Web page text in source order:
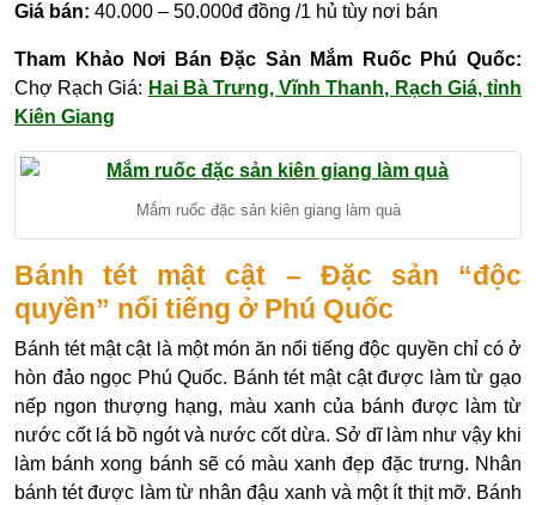
Giá bán: 40.000 – 50.000đ đồng /1 hủ tùy nơi bán
Tham Khảo Nơi Bán Đặc Sản Mắm Ruốc Phú Quốc:
Chợ Rạch Giá: Hai Bà Trưng, Vĩnh Thanh, Rạch Giá, tỉnh
Kiên Giang
Mắm ruốc đặc sản kiên giang làm quà
Bánh tét mật cật – Đặc sản “độc
quyền” nổi tiếng ở Phú Quốc
Bánh tét mật cật là một món ăn nổi tiếng độc quyền chỉ có ở
hòn đảo ngọc Phú Quốc. Bánh tét mật cật được làm từ gạo
nếp ngon thượng hạng, màu xanh của bánh được làm từ
nước cốt lá bồ ngót và nước cốt dừa. Sở dĩ làm như vậy khi
làm bánh xong bánh sẽ có màu xanh đẹp đặc trưng. Nhân
bánh tét được làm từ nhân đậu xanh và một ít thịt mỡ. Bánh